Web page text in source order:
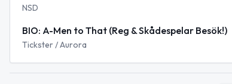
NSD
BIO: A-Men to That (Reg & Skådespelar Besök!)
Tickster / Aurora